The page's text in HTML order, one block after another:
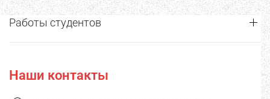
Работы студентов
Наши контакты